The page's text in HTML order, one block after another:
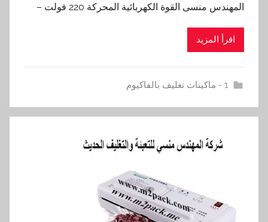
المهندس منسى القوة الكهربائية المحركة 220 فولت –
اقرأ المزيد
1 - ماكينات تغليف بالفاكيوم